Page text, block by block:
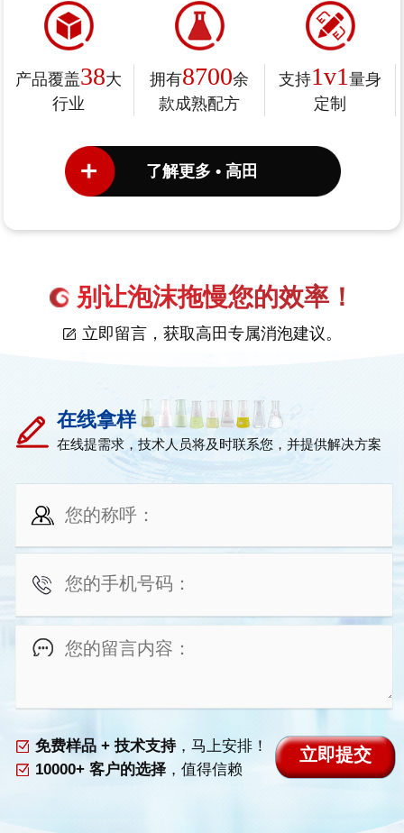
产品覆盖38大
行业
拥有8700余
款成熟配方
支持1v1 量身
定制
了解更多 • 高田
别让泡沫拖慢您的效率！
立即留言，获取高田专属消泡建议。
在线拿样
在线提需求，技术人员将及时联系您，并提供解决方案
免费样品 + 技术支持，马上安排！
10000+ 客户的选择，值得信赖